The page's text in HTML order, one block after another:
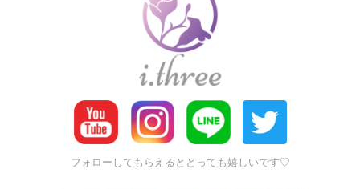
フォローしてもらえるととっても嬉しいです♡